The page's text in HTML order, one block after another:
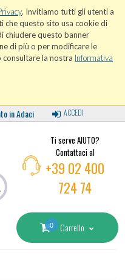
. Invitiamo tutti gli utenti a
che questo sito usa cookie di
chiudere questo banner
di più o per modificare le
la nostra Informativa
in Adaci ACCEDI
Ti serve AIUTO?
Contattaci al
+39 02 400
724 74
0 Carrello